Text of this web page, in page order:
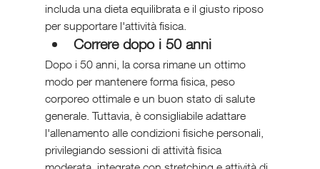
includa una dieta equilibrata e il giusto riposo
per supportare l'attività fisica.
Correre dopo i 50 anni
Dopo i 50 anni, la corsa rimane un ottimo
modo per mantenere forma fisica, peso
corporeo ottimale e un buon stato di salute
generale. Tuttavia, è consigliabile adattare
l'allenamento alle condizioni fisiche personali,
privilegiando sessioni di attività fisica